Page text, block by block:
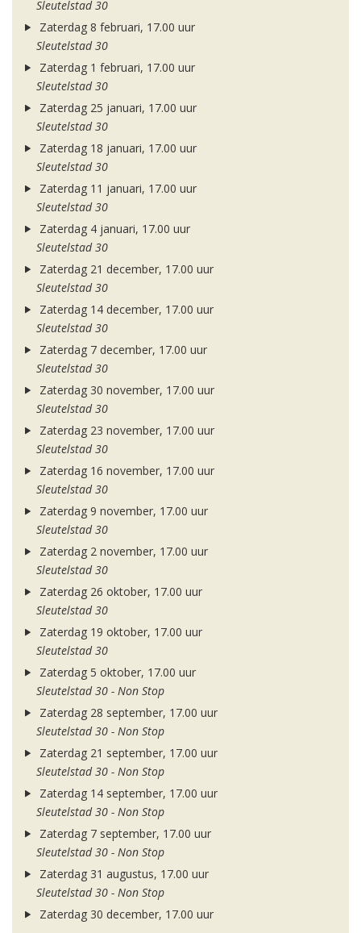
Sleutelstad 30
Zaterdag 8 februari, 17.00 uur
Sleutelstad 30
Zaterdag 1 februari, 17.00 uur
Sleutelstad 30
Zaterdag 25 januari, 17.00 uur
Sleutelstad 30
Zaterdag 18 januari, 17.00 uur
Sleutelstad 30
Zaterdag 11 januari, 17.00 uur
Sleutelstad 30
Zaterdag 4 januari, 17.00 uur
Sleutelstad 30
Zaterdag 21 december, 17.00 uur
Sleutelstad 30
Zaterdag 14 december, 17.00 uur
Sleutelstad 30
Zaterdag 7 december, 17.00 uur
Sleutelstad 30
Zaterdag 30 november, 17.00 uur
Sleutelstad 30
Zaterdag 23 november, 17.00 uur
Sleutelstad 30
Zaterdag 16 november, 17.00 uur
Sleutelstad 30
Zaterdag 9 november, 17.00 uur
Sleutelstad 30
Zaterdag 2 november, 17.00 uur
Sleutelstad 30
Zaterdag 26 oktober, 17.00 uur
Sleutelstad 30
Zaterdag 19 oktober, 17.00 uur
Sleutelstad 30
Zaterdag 5 oktober, 17.00 uur
Sleutelstad 30 - Non Stop
Zaterdag 28 september, 17.00 uur
Sleutelstad 30 - Non Stop
Zaterdag 21 september, 17.00 uur
Sleutelstad 30 - Non Stop
Zaterdag 14 september, 17.00 uur
Sleutelstad 30 - Non Stop
Zaterdag 7 september, 17.00 uur
Sleutelstad 30 - Non Stop
Zaterdag 31 augustus, 17.00 uur
Sleutelstad 30 - Non Stop
Zaterdag 30 december, 17.00 uur